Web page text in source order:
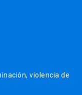
violencia de